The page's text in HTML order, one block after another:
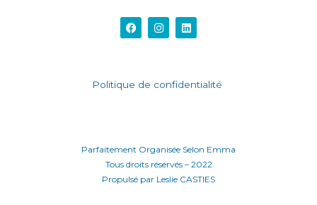
F
a
c
o
I
n
s
r
L
i
n
i
Politique de confidentialité
Parfaitement Organisée Selon Emma
Tous droits réservés – 2022
Propulsé par Leslie CASTIES